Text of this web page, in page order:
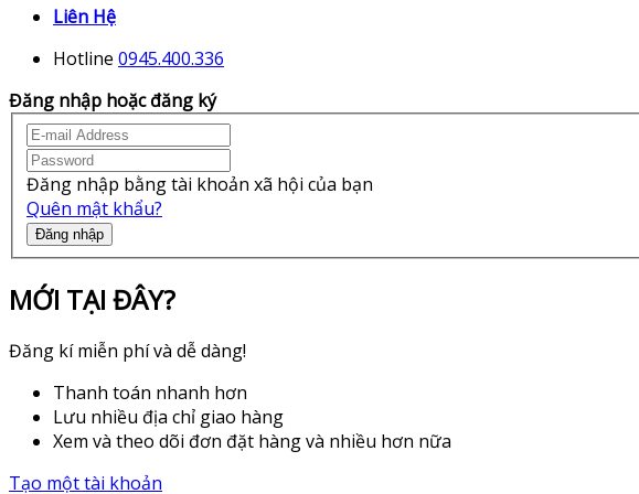
Liên Hệ
Hotline 0945.400.336
Đăng nhập hoặc đăng ký
Đăng nhập bằng tài khoản xã hội của bạn
Quên mật khẩu?
Đăng nhập
MỚI TẠI ĐÂY?
Đăng kí miễn phí và dễ dàng!
Thanh toán nhanh hơn
Lưu nhiều địa chỉ giao hàng
Xem và theo dõi đơn đặt hàng và nhiều hơn nữa
Tạo một tài khoản